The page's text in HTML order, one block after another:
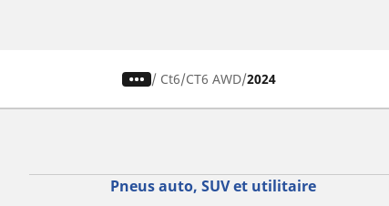
/ Ct6 CT6 AWD 2024
Pneus auto, SUV et utilitaire